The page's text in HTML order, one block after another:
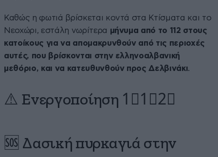
Καθώς η φωτιά βρίσκεται κοντά στα Κτίσματα και το
Νεοχώρι, εστάλη νωρίτερα μήνυμα από το 112 στους
κατοίκους για να απομακρυνθούν από τις περιοχές
αυτές, που βρίσκονται στην ελληνοαλβανική
μεθόριο, και να κατευθυνθούν προς Δελβινάκι.
⚠️ Ενεργοποίηση 1⃣1⃣2⃣
🆘 Δασική πυρκαγιά στην